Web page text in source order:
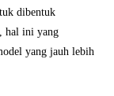
dibentuk
hal ini yang
yang jauh lebih